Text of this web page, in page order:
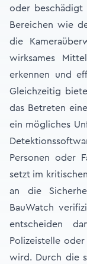
oder beschädigt
Bereichen wie
die
wirksames
erkennen und
Gleichzeitig
das Betreten
ein mögliches
Personen oder
setzt im
an die
BauWatch
entscheiden
Polizeistelle
wird. Durch die